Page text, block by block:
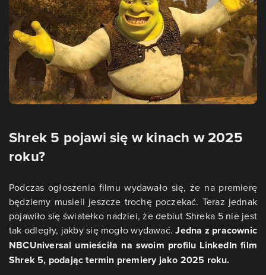
Shrek 5 pojawi się w kinach w 2025
roku?
Podczas ogłoszenia filmu wydawało się, że na premierę
będziemy musieli jeszcze trochę poczekać. Teraz jednak
pojawiło się światełko nadziei, że debiut Shreka 5 nie jest
tak odległy, jakby się mogło wydawać.Jedna z pracownic
NBCUniversal umieściła na swoim profilu LinkedIn film
Shrek 5, podając termin premiery jako 2025 roku.